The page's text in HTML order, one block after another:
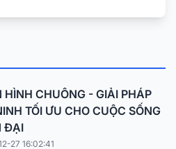
HÌNH CHUÔNG - GIẢI PHÁP
TỐI ƯU CHO CUỘC SỐNG
ĐẠI
27 16:02:41